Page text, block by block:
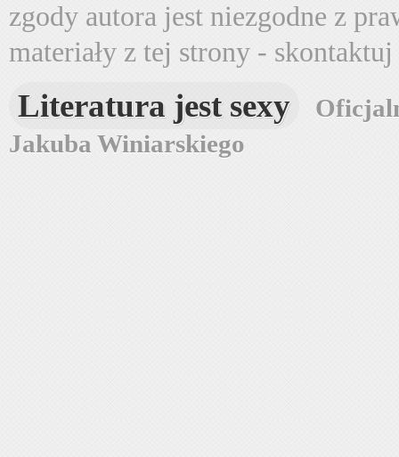
zgody autora jest niezgodne z
materiały z tej strony -
Literatura jest sexy
Jakuba Winiarskiego